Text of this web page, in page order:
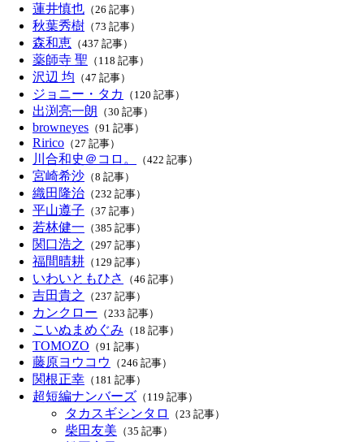
蓮井慎也 （26 記事）
秋葉秀樹 （73 記事）
森和恵 （437 記事）
薬師寺 聖 （118 記事）
沢辺 均 （47 記事）
ジョニー・タカ （120 記事）
出渕亮一朗 （30 記事）
browneyes （91 記事）
Ririco （27 記事）
川合和史＠コロ。 （422 記事）
宮崎希沙 （8 記事）
織田隆治 （232 記事）
平山遵子 （37 記事）
若林健一 （385 記事）
関口浩之 （297 記事）
福間晴耕 （129 記事）
いわいともひさ （46 記事）
吉田貴之 （237 記事）
カンクロー （233 記事）
こいぬまめぐみ （18 記事）
TOMOZO （91 記事）
藤原ヨウコウ （246 記事）
関根正幸 （181 記事）
超短編ナンバーズ （119 記事）
タカスギシンタロ （23 記事）
柴田友美 （35 記事）